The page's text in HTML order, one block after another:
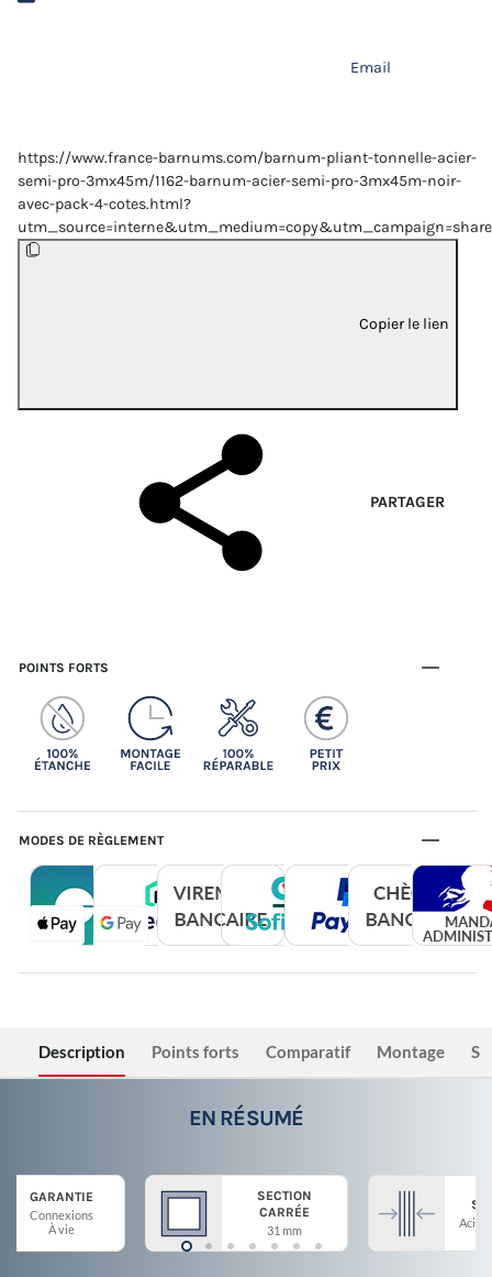
Email
https://www.france-barnums.com/barnum-pliant-tonnelle-acier-
semi-pro-3mx45m/1162-barnum-acier-semi-pro-3mx45m-noir-
avec-pack-4-cotes.html?
Copier le lien
PARTAGER
POINTS FORTS
MODES DE RÈGLEMENT
Description Points forts Comparatif Montage
EN RÉSUMÉ
GARANTIE
Connexions
À vie
SECTION
CARRÉE
31 mm
Acier